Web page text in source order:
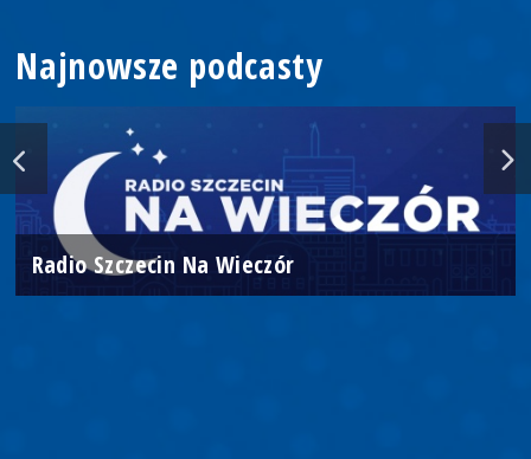
Najnowsze podcasty
Radio Szczecin Na Wieczór